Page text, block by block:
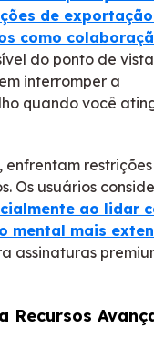
de
como
do ponto de vista
interromper a
quando você
enfrentam restrições
Os usuários
ao lidar
mental mais
assinaturas
Recursos